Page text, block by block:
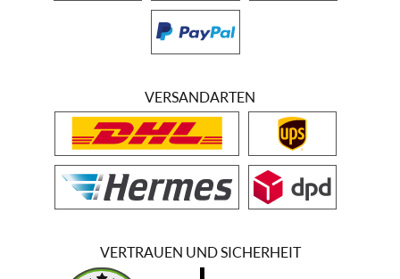
VERSANDARTEN
VERTRAUEN UND SICHERHEIT